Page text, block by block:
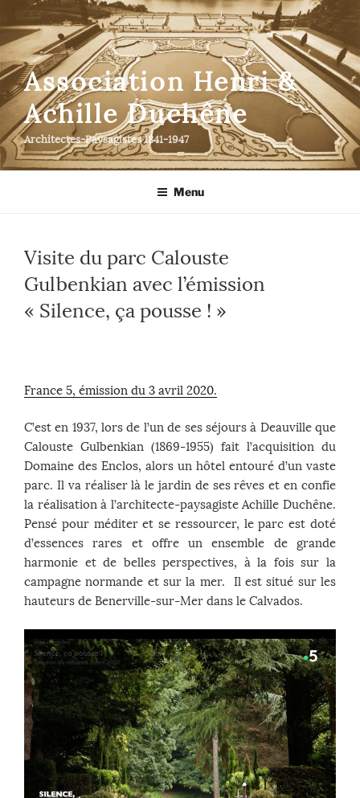
au
contenu
principalAssociation Henri &
Achille Duchêne
Architectes-Paysagistes 1841-1947
Menu
Visite du parc Calouste
Gulbenkian avec l’émission
« Silence, ça pousse ! »
France 5, émission du 3 avril 2020.
C’est en 1937, lors de l’un de ses séjours à Deauville que
Calouste Gulbenkian (1869-1955) fait l’acquisition du
Domaine des Enclos, alors un hôtel entouré d’un vaste
parc. Il va réaliser là le jardin de ses rêves et en confie
la réalisation à l’architecte-paysagiste Achille Duchêne.
Pensé pour méditer et se ressourcer, le parc est doté
d’essences rares et offre un ensemble de grande
harmonie et de belles perspectives, à la fois sur la
campagne normande et sur la mer. Il est situé sur les
hauteurs de Benerville-sur-Mer dans le Calvados.